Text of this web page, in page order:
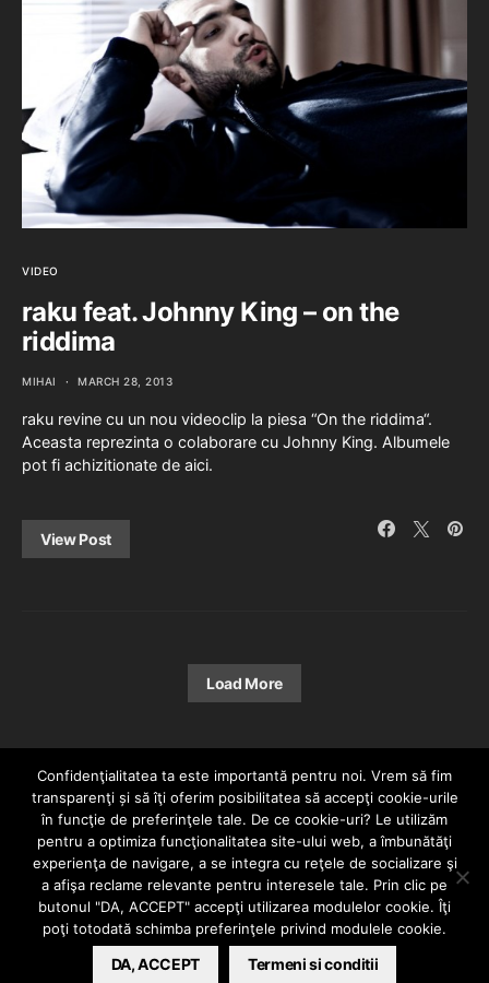
VIDEO
raku feat. Johnny King – on the
riddima
MIHAI MARCH 28, 2013
raku revine cu un nou videoclip la piesa “On the riddima“.
Aceasta reprezinta o colaborare cu Johnny King. Albumele
pot fi achizitionate de aici.
View Post
Load More
HOME CONTACT POLITICĂ DE CONFIDENȚIALITATE
Since 2005 | Copyright by HIPHOPLIVE
ENTERTAINMENT SRL
Confidenţialitatea ta este importantă pentru noi. Vrem să fim
transparenţi și să îţi oferim posibilitatea să accepţi cookie-urile
în funcţie de preferinţele tale. De ce cookie-uri? Le utilizăm
pentru a optimiza funcţionalitatea site-ului web, a îmbunătăţi
experienţa de navigare, a se integra cu reţele de socializare şi
a afişa reclame relevante pentru interesele tale. Prin clic pe
butonul "DA, ACCEPT" accepţi utilizarea modulelor cookie. Îţi
poţi totodată schimba preferinţele privind modulele cookie.
DA, ACCEPT Termeni si conditii